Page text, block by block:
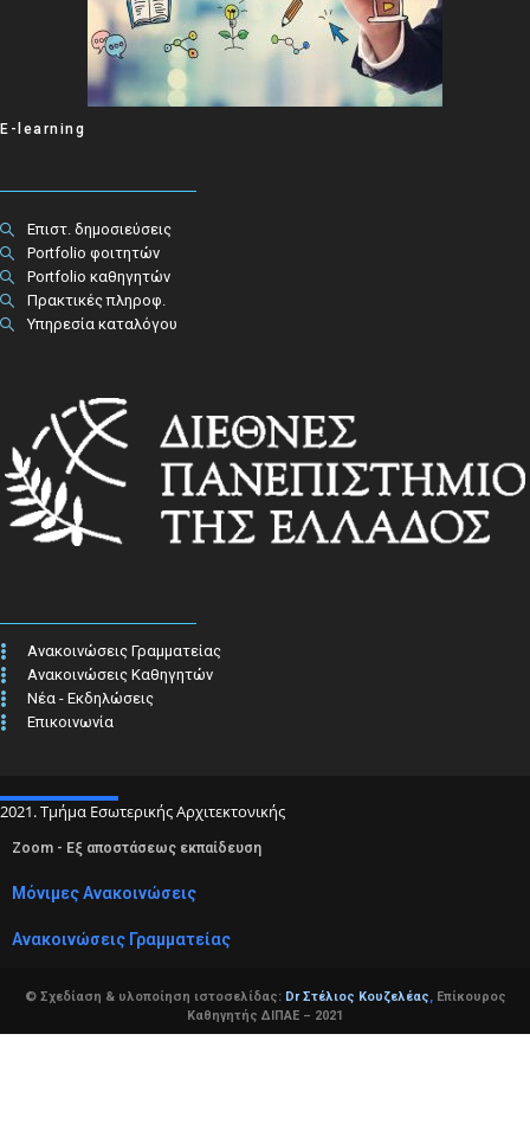
E-learning
Επιστ. δημοσιεύσεις
Portfolio φοιτητών
Portfolio καθηγητών
Πρακτικές πληροφ.​
Υπηρεσία καταλόγου
Ανακοινώσεις Γραμματείας
Ανακοινώσεις Καθηγητών
Νέα - Εκδηλώσεις
Επικοινωνία
2021. Τμήμα Εσωτερικής Αρχιτεκτονικής
Zoom - Εξ αποστάσεως εκπαίδευση
Μόνιμες Ανακοινώσεις
Ανακοινώσεις Γραμματείας
© Σχεδίαση & υλοποίηση ιστοσελίδας: Dr Στέλιος Κουζελέας,Επίκουρος
Καθηγητής ΔΙΠΑΕ – 2021